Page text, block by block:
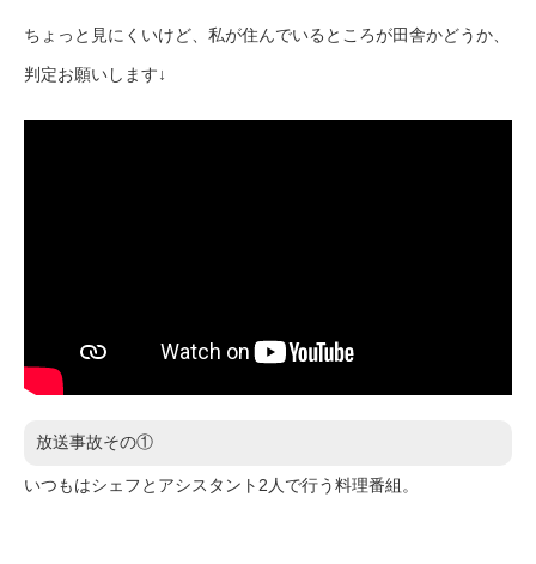
ちょっと見にくいけど、私が住んでいるところが田舎かどうか、
判定お願いします↓
放送事故その①
いつもはシェフとアシスタント2人で行う料理番組。